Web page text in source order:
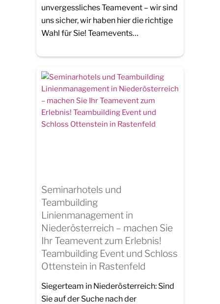
unvergessliches Teamevent – wir sind
uns sicher, wir haben hier die richtige
Wahl für Sie! Teamevents…
Seminarhotels und
Teambuilding
Linienmanagement in
Niederösterreich – machen Sie
Ihr Teamevent zum Erlebnis!
Teambuilding Event und Schloss
Ottenstein in Rastenfeld
Siegerteam in Niederösterreich: Sind
Sie auf der Suche nach der